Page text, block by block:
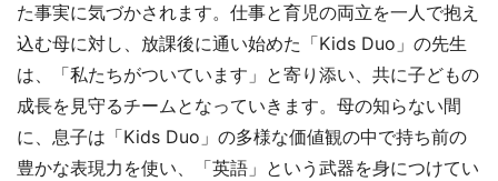
た事実に気づかされます。仕事と育児の両立を一人で抱え
込む母に対し、放課後に通い始めた「Kids Duo」の先生
は、「私たちがついています」と寄り添い、共に子どもの
成長を見守るチームとなっていきます。母の知らない間
に、息子は「Kids Duo」の多様な価値観の中で持ち前の
豊かな表現力を使い、「英語」という武器を身につけてい